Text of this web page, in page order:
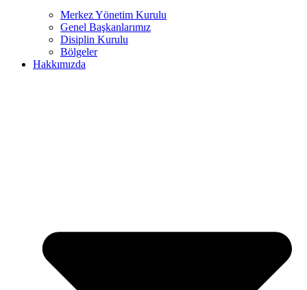
Merkez Yönetim Kurulu
Genel Başkanlarımız
Disiplin Kurulu
Bölgeler
Hakkımızda